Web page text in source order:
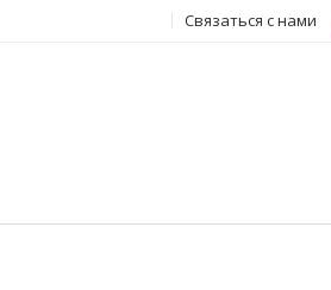
Связаться с нами